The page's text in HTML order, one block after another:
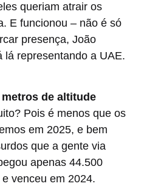
queriam atrair os
E funcionou – não é só
presença, João
lá representando a UAE.
metros de altitude
Pois é menos que os
em 2025, e bem
que a gente via
apenas 44.500
venceu em 2024.